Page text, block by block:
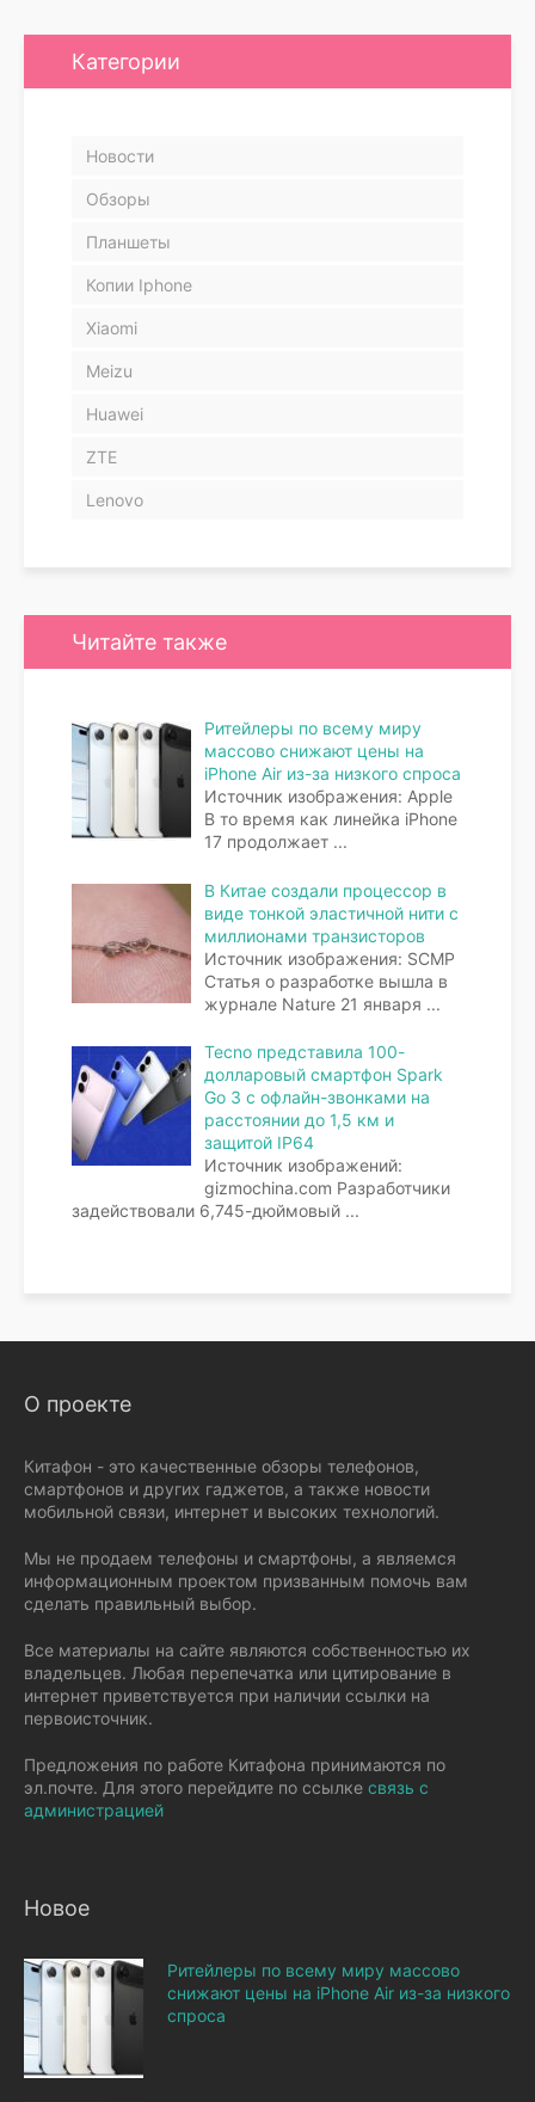
Категории
Новости
Обзоры
Планшеты
Копии Iphone
Xiaomi
Meizu
Huawei
ZTE
Lenovo
Читайте также
Ритейлеры по всему миру
массово снижают цены на
iPhone Air из-за низкого спроса
Источник изображения: Apple
В то время как линейка iPhone
17 продолжает ...
В Китае создали процессор в
виде тонкой эластичной нити с
миллионами транзисторов
Источник изображения: SCMP
Статья о разработке вышла в
журнале Nature 21 января ...
Tecno представила 100-
долларовый смартфон Spark
Go 3 с офлайн-звонками на
расстоянии до 1,5 км и
защитой IP64
Источник изображений:
gizmochina.com Разработчики
задействовали 6,745-дюймовый ...
О проекте
Китафон - это качественные обзоры телефонов,
смартфонов и других гаджетов, а также новости
мобильной связи, интернет и высоких технологий.
Мы не продаем телефоны и смартфоны, а являемся
информационным проектом призванным помочь вам
сделать правильный выбор.
Все материалы на сайте являются собственностью их
владельцев. Любая перепечатка или цитирование в
интернет приветствуется при наличии ссылки на
первоисточник.
Предложения по работе Китафона принимаются по
эл.почте. Для этого перейдите по ссылке связь с
администрацией
Новое
Ритейлеры по всему миру массово
снижают цены на iPhone Air из-за низкого
спроса